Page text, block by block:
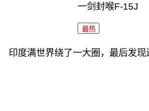
一剑封喉F-15J
最热
印度满世界绕了一大圈，最后发现